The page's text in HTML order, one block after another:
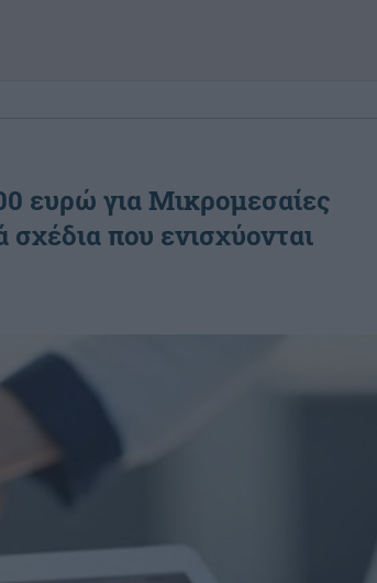
ευρώ για Μικρομεσαίες
που ενισχύονται